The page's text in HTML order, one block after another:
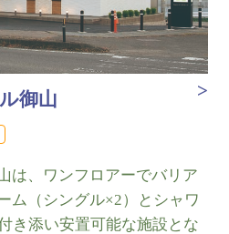
御山
は、ワンフロアーでバリア
ム（シングル×2）とシャワ
き添い安置可能な施設とな